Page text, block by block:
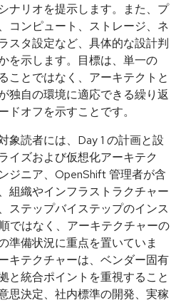
ナリオを提示します。また、プ
コンピュート、ストレージ、ネ
スタ設定など、具体的な設計判
を示します。目標は、単一の
ことではなく、アーキテクトと
独自の環境に適応できる繰り返
ドオフを示すことです。
象読者には、Day 1 の計画と設
イズおよび仮想化アーキテク
ジニア、OpenShift 管理者が含
組織やインフラストラクチャー
ステップバイステップのインス
ではなく、アーキテクチャーの
準備状況に重点を置いていま
キテクチャーは、ベンダー固有
と統合ポイントを重視すること
思決定、社内標準の開発、実稼